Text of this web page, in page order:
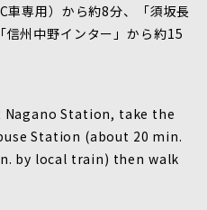
車専用）から約8分、「須坂長
州中野インター」から約15
Station, take the
Station (about 20 min.
by local train) then walk